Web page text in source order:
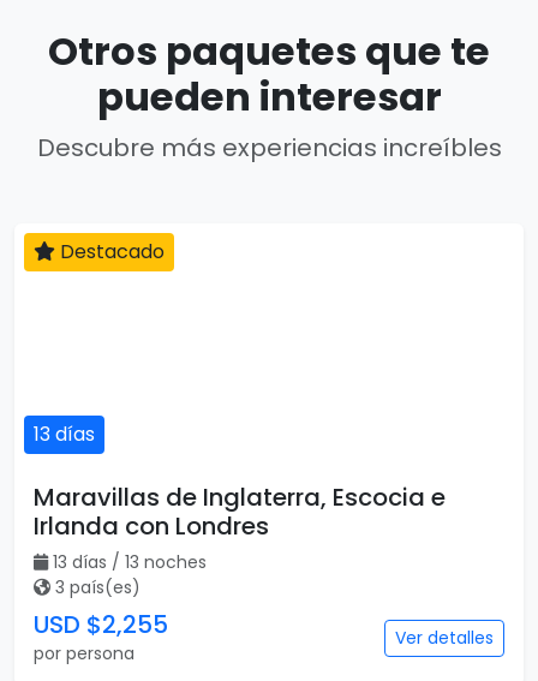
Otros paquetes que te
pueden interesar
Descubre más experiencias increíbles
13 días
Destacado
Maravillas de Inglaterra, Escocia e
Irlanda con Londres
13 días / 13 noches
3 país(es)
USD $2,255
por persona
Ver detalles